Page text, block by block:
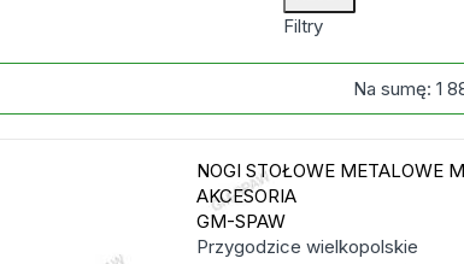
Filtry
Na sumę: 1
NOGI STOŁOWE METALOWE
AKCESORIA
GM-SPAW
Przygodzicewielkopolskie